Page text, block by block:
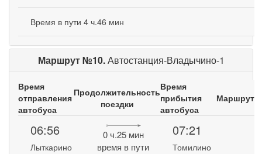
Время в пути 4 ч.46 мин
Маршрут №10.Автостанция-Владычино-1
Время
отправления
автобуса
Продолжительность
поездки
Время
прибытия
автобуса
Маршрут
06:56
Лыткарино
0 ч.25 мин
время в пути
07:21
Томилино